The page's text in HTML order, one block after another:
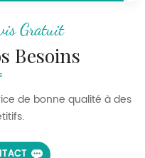
Gratuit
Besoins
de bonne qualité à des